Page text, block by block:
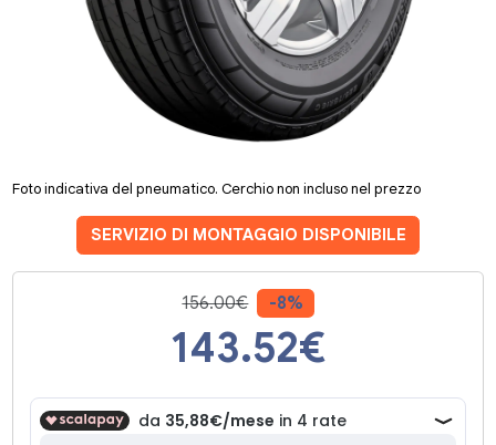
Foto indicativa del pneumatico. Cerchio non incluso nel prezzo
SERVIZIO DI MONTAGGIO DISPONIBILE
156.00€ -8%
143.52€